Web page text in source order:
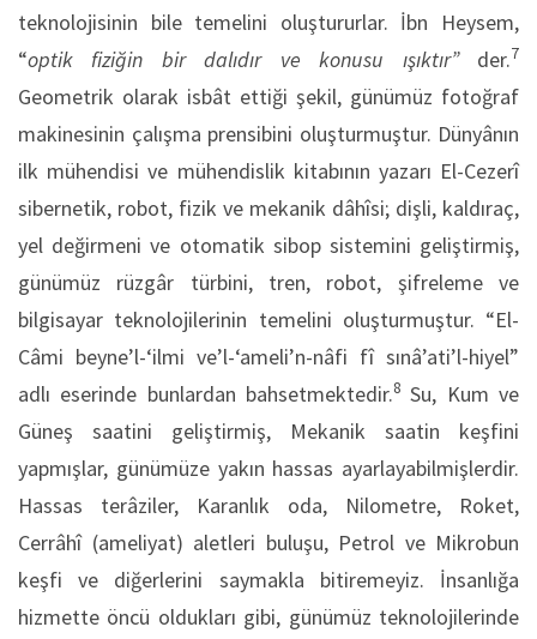
teknolojisinin bile temelini oluştururlar. İbn Heysem,
“optik fiziğin bir dalıdır ve konusu ışıktır” der.7
Geometrik olarak isbât ettiği şekil, günümüz fotoğraf
makinesinin çalışma prensibini oluşturmuştur. Dünyânın
ilk mühendisi ve mühendislik kitabının yazarı El-Cezerî
sibernetik, robot, fizik ve mekanik dâhîsi; dişli, kaldıraç,
yel değirmeni ve otomatik sibop sistemini geliştirmiş,
günümüz rüzgâr türbini, tren, robot, şifreleme ve
bilgisayar teknolojilerinin temelini oluşturmuştur. “El-
Câmi beyne’l-‘ilmi ve’l-‘ameli’n-nâfi fî sınâ’ati’l-hiyel”
adlı eserinde bunlardan bahsetmektedir.8 Su, Kum ve
Güneş saatini geliştirmiş, Mekanik saatin keşfini
yapmışlar, günümüze yakın hassas ayarlayabilmişlerdir.
Hassas terâziler, Karanlık oda, Nilometre, Roket,
Cerrâhî (ameliyat) aletleri buluşu, Petrol ve Mikrobun
keşfi ve diğerlerini saymakla bitiremeyiz. İnsanlığa
hizmette öncü oldukları gibi, günümüz teknolojilerinde